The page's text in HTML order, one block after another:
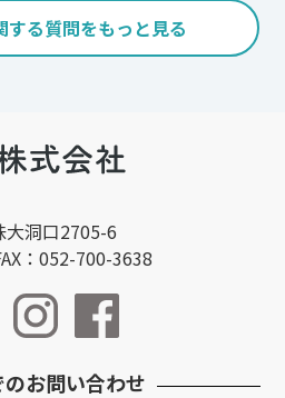
する質問をもっと見る
大洞口2705-6
：052-700-3638
お問い合わせ